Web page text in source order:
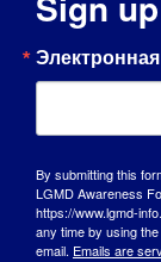
By submitting this
LGMD Awareness
https://www.lgmd-
any time by using
email. Emails are